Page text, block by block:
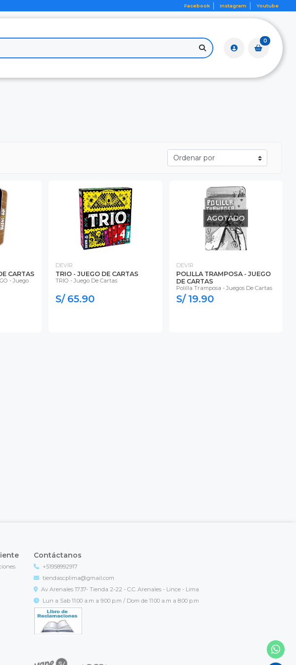
Facebook Instagram Youtube
0
CARTAS
- Juego
DEVIR
TRIO - JUEGO DE CARTAS
TRIO - Juego De Cartas
S/ 65.90
AGOTADO
DEVIR
POLILLA TRAMPOSA - JUEGO
DE CARTAS
Polilla Tramposa - Juegos De Cartas
S/ 19.90
Contáctanos
+51958992917
tiendascplima@gmail.com
Av Arenales 1737- Tienda 2-22 - C.C. Arenales - Lince - Lima
Lun a Sab 11:00 a.m a 9:00 p.m / Dom de 11:00 a.m a 8:00 p.m